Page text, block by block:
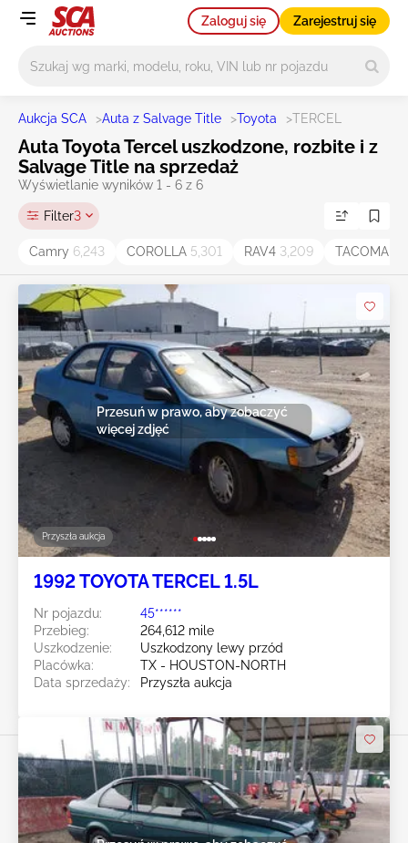
Zaloguj się Zarejestruj się
Aukcja SCA >Auta z Salvage Title >Toyota >TERCEL
Auta Toyota Tercel uszkodzone, rozbite i z
Salvage Title na sprzedaż
Wyświetlanie wyników 1 - 6 z 6
Filter3
Camry 6,243 COROLLA 5,301 RAV4 3,209 TACOMA
Przyszła aukcja
Przesuń w prawo, aby zobaczyć
więcej zdjęć
1992 TOYOTA TERCEL 1.5L
Nr pojazdu:
45******
Przebieg:
264,612 mile
Uszkodzenie:
Uszkodzony lewy przód
Placówka:
TX - HOUSTON-NORTH
Data sprzedaży:
Przyszła aukcja